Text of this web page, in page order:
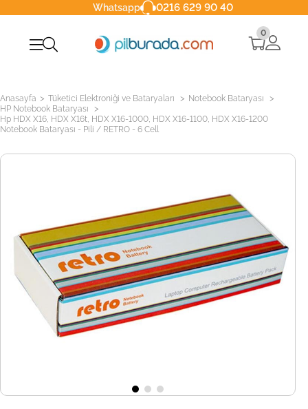
Whatsapp 0216 629 90 40
0
Anasayfa > Tüketici Elektroniği ve Bataryaları > Notebook Bataryası >
HP Notebook Bataryası >
Hp HDX X16, HDX X16t, HDX X16-1000, HDX X16-1100, HDX X16-1200
Notebook Bataryası - Pili / RETRO - 6 Cell